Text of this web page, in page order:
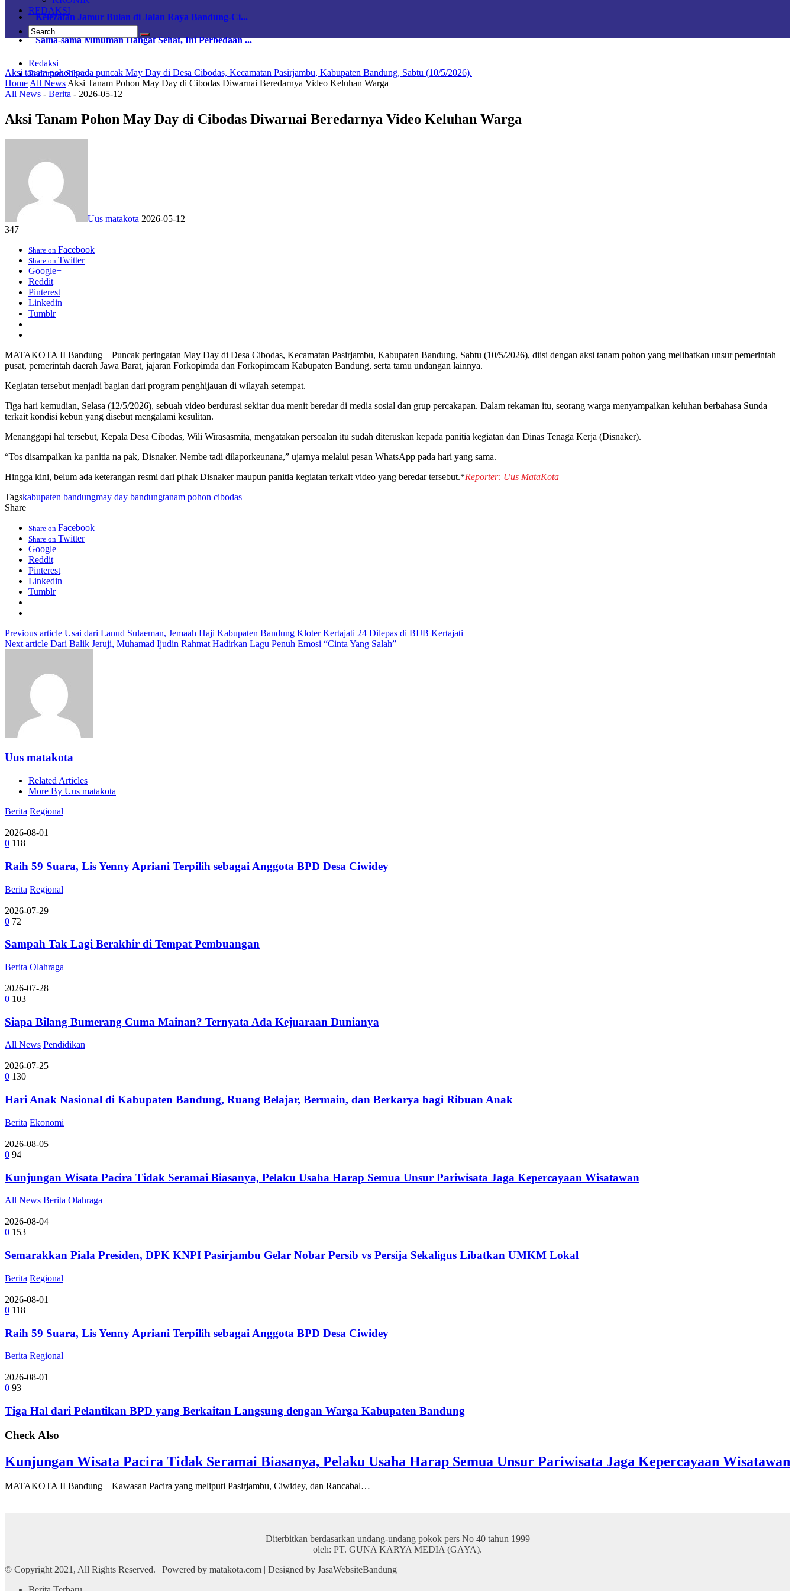
Kelezatan Jamur Bulan di Jalan Raya Bandung-Ci...
Sama-sama Minuman Hangat Sehat, Ini Perbedaan ...
Redaksi
Pedoman Siber
REDAKSI
Aksi tanam pohon pada puncak May Day di Desa Cibodas, Kecamatan Pasirjambu, Kabupaten Bandung, Sabtu (10/5/2026).
Home All News Aksi Tanam Pohon May Day di Cibodas Diwarnai Beredarnya Video Keluhan Warga
All News - Berita - 2026-05-12
Aksi Tanam Pohon May Day di Cibodas Diwarnai Beredarnya Video Keluhan Warga
Uus matakota 2026-05-12
347
Share on Facebook
Share on Twitter
Google+
Reddit
Pinterest
Linkedin
Tumblr
MATAKOTA II Bandung – Puncak peringatan May Day di Desa Cibodas, Kecamatan Pasirjambu, Kabupaten Bandung, Sabtu (10/5/2026), diisi dengan aksi tanam pohon yang melibatkan unsur pemerintah
pusat, pemerintah daerah Jawa Barat, jajaran Forkopimda dan Forkopimcam Kabupaten Bandung, serta tamu undangan lainnya.
Kegiatan tersebut menjadi bagian dari program penghijauan di wilayah setempat.
Tiga hari kemudian, Selasa (12/5/2026), sebuah video berdurasi sekitar dua menit beredar di media sosial dan grup percakapan. Dalam rekaman itu, seorang warga menyampaikan keluhan berbahasa Sunda
terkait kondisi kebun yang disebut mengalami kesulitan.
Menanggapi hal tersebut, Kepala Desa Cibodas, Wili Wirasasmita, mengatakan persoalan itu sudah diteruskan kepada panitia kegiatan dan Dinas Tenaga Kerja (Disnaker).
“Tos disampaikan ka panitia na pak, Disnaker. Nembe tadi dilaporkeunana,” ujarnya melalui pesan WhatsApp pada hari yang sama.
Hingga kini, belum ada keterangan resmi dari pihak Disnaker maupun panitia kegiatan terkait video yang beredar tersebut.*Reporter: Uus MataKota
Tagskabupaten bandungmay day bandungtanam pohon cibodas
Share
Share on Facebook
Share on Twitter
Google+
Reddit
Pinterest
Linkedin
Tumblr
Previous article Usai dari Lanud Sulaeman, Jemaah Haji Kabupaten Bandung Kloter Kertajati 24 Dilepas di BIJB Kertajati
Next article Dari Balik Jeruji, Muhamad Ijudin Rahmat Hadirkan Lagu Penuh Emosi “Cinta Yang Salah”
Uus matakota
Related Articles
More By Uus matakota
Berita Regional
2026-08-01
0 118
Raih 59 Suara, Lis Yenny Apriani Terpilih sebagai Anggota BPD Desa Ciwidey
Berita Regional
2026-07-29
0 72
Sampah Tak Lagi Berakhir di Tempat Pembuangan
Berita Olahraga
2026-07-28
0 103
Siapa Bilang Bumerang Cuma Mainan? Ternyata Ada Kejuaraan Dunianya
All News Pendidikan
2026-07-25
0 130
Hari Anak Nasional di Kabupaten Bandung, Ruang Belajar, Bermain, dan Berkarya bagi Ribuan Anak
Berita Ekonomi
2026-08-05
0 94
Kunjungan Wisata Pacira Tidak Seramai Biasanya, Pelaku Usaha Harap Semua Unsur Pariwisata Jaga Kepercayaan Wisatawan
All News Berita Olahraga
2026-08-04
0 153
Semarakkan Piala Presiden, DPK KNPI Pasirjambu Gelar Nobar Persib vs Persija Sekaligus Libatkan UMKM Lokal
Berita Regional
2026-08-01
0 118
Raih 59 Suara, Lis Yenny Apriani Terpilih sebagai Anggota BPD Desa Ciwidey
Berita Regional
2026-08-01
0 93
Tiga Hal dari Pelantikan BPD yang Berkaitan Langsung dengan Warga Kabupaten Bandung
Check Also
Kunjungan Wisata Pacira Tidak Seramai Biasanya, Pelaku Usaha Harap Semua Unsur Pariwisata Jaga Kepercayaan Wisatawan
MATAKOTA II Bandung – Kawasan Pacira yang meliputi Pasirjambu, Ciwidey, dan Rancabal…
Diterbitkan berdasarkan undang-undang pokok pers No 40 tahun 1999
oleh: PT. GUNA KARYA MEDIA (GAYA).
© Copyright 2021, All Rights Reserved. | Powered by matakota.com | Designed by JasaWebsiteBandung